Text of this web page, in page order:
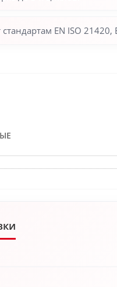
стандартам EN ISO